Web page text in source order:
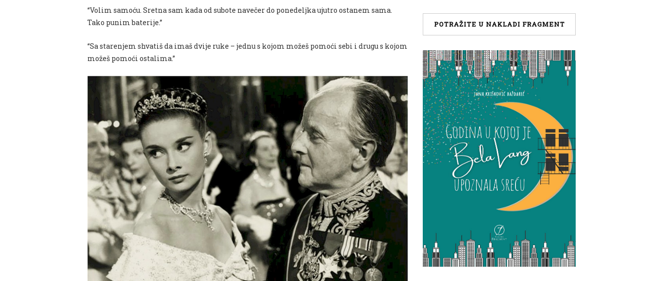
“Volim samoću. Sretna sam kada od subote navečer do ponedeljka ujutro ostanem sama.
Tako punim baterije.”
“Sa starenjem shvatiš da imaš dvije ruke – jednu s kojom možeš pomoći sebi i drugu s kojom
možeš pomoći ostalima.”
POTRAŽITE U NAKLADI FRAGMENT